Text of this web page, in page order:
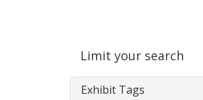
Limit your search
Exhibit Tags